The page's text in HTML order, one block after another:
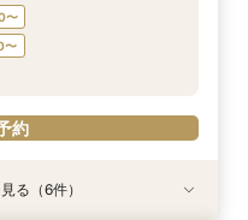
約
約
〜
〜
約
る（6件）